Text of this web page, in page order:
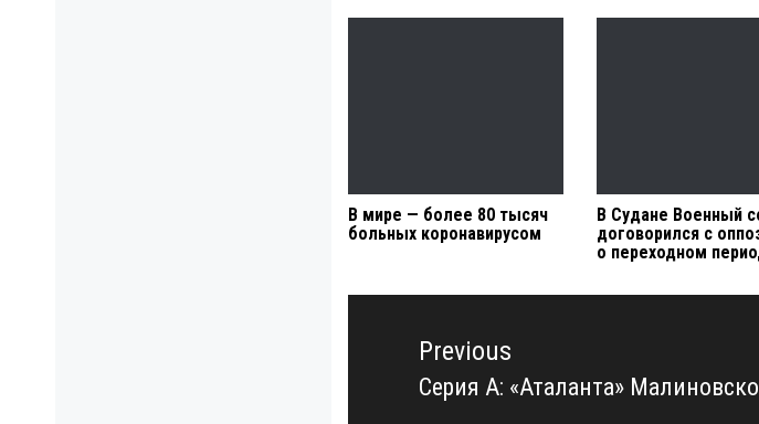
В мире — более 80 тысяч
больных коронавирусом
В Судане Военный
договорился с
о переходном
Навигация
записямPrevious
Previous
Серия А: «Аталанта»